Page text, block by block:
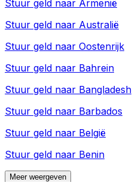
Stuur geld naar Armenië
Stuur geld naar Australië
Stuur geld naar Oostenrijk
Stuur geld naar Bahrein
Stuur geld naar Bangladesh
Stuur geld naar Barbados
Stuur geld naar België
Stuur geld naar Benin
Meer weergeven